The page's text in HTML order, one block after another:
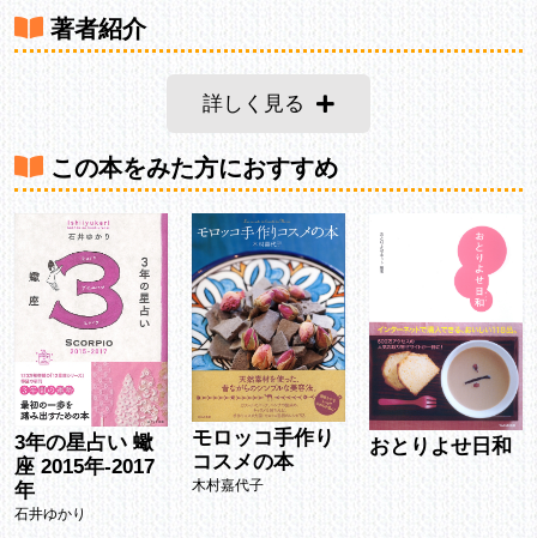
著者紹介
詳しく見る
この本をみた方におすすめ
3年の星占い 蠍
座 2015年-2017
年
石井ゆかり
モロッコ手作り
コスメの本
木村嘉代子
おとりよせ日和